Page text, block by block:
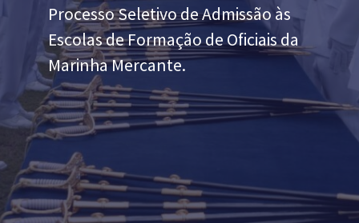
Processo Seletivo de Admissão às
Escolas de Formação de Oficiais da
Marinha Mercante.